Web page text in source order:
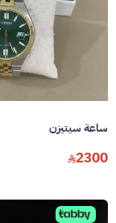
ساعة سيتيزن
2300